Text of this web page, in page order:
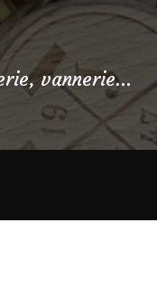
vannerie...